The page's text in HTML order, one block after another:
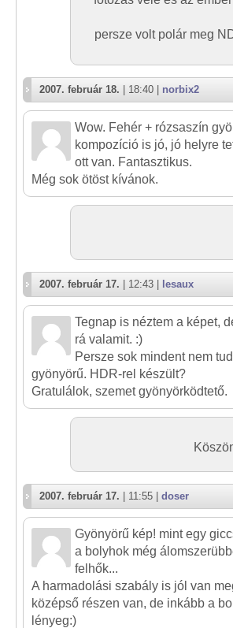
persze volt polár meg
2007. február 18. | 18:40 | norbix2
Wow. Fehér + rózsaszín
kompozíció is jó, jó helyre
ott van. Fantasztikus.
Még sok ötöst kívánok.
2007. február 17. | 12:43 | lesaux
Tegnap is néztem a képet,
rá valamit. :)
Persze sok mindent nem
gyönyörű. HDR-rel készült?
Gratulálok, szemet gyönyörködtető.
2007. február 17. | 11:55 | doser
Gyönyörű kép! mint egy
a bolyhok még
felhők...
A harmadolási szabály is jól van
középső részen van, de inkább a
lényeg:)